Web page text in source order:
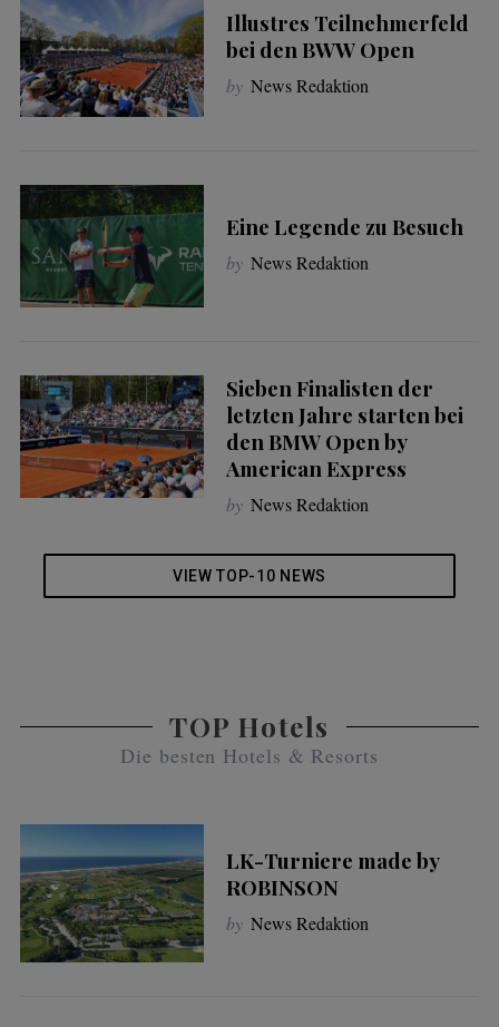
Illustres Teilnehmerfeld
bei den BWW Open
by News Redaktion
Eine Legende zu Besuch
by News Redaktion
Sieben Finalisten der
letzten Jahre starten bei
den BMW Open by
American Express
by News Redaktion
VIEW TOP-10 NEWS
TOP Hotels
Die besten Hotels & Resorts
LK-Turniere made by
ROBINSON
by News Redaktion